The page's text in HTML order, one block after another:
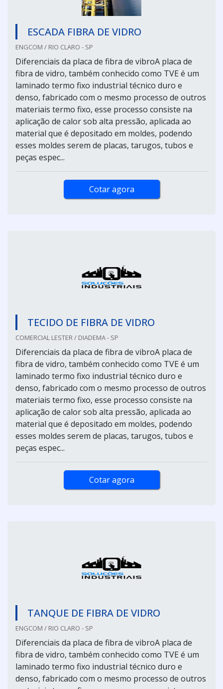
ESCADA FIBRA DE VIDRO
ENGCOM / RIO CLARO - SP
Diferenciais da placa de fibra de vibroA placa de
fibra de vidro, também conhecido como TVE é um
laminado termo fixo industrial técnico duro e
denso, fabricado com o mesmo processo de outros
materiais termo fixo, esse processo consiste na
aplicação de calor sob alta pressão, aplicada ao
material que é depositado em moldes, podendo
esses moldes serem de placas, tarugos, tubos e
peças espec...
Cotar agora
TECIDO DE FIBRA DE VIDRO
COMERCIAL LESTER / DIADEMA - SP
Diferenciais da placa de fibra de vibroA placa de
fibra de vidro, também conhecido como TVE é um
laminado termo fixo industrial técnico duro e
denso, fabricado com o mesmo processo de outros
materiais termo fixo, esse processo consiste na
aplicação de calor sob alta pressão, aplicada ao
material que é depositado em moldes, podendo
esses moldes serem de placas, tarugos, tubos e
peças espec...
Cotar agora
TANQUE DE FIBRA DE VIDRO
ENGCOM / RIO CLARO - SP
Diferenciais da placa de fibra de vibroA placa de
fibra de vidro, também conhecido como TVE é um
laminado termo fixo industrial técnico duro e
denso, fabricado com o mesmo processo de outros